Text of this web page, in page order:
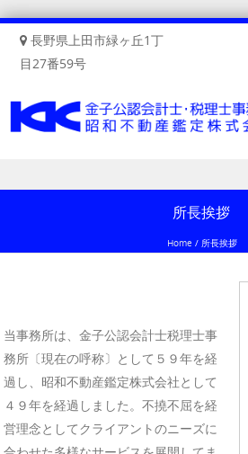
長野県上田市緑ヶ丘1丁
目27番59号
所長挨拶
Home / 所長挨拶
当事務所は、金子公認会計士税理士事
務所〔現在の呼称〕として５９年を経
過し、昭和不動産鑑定株式会社として
４９年を経過しました。不撓不屈を経
営理念としてクライアントのニーズに